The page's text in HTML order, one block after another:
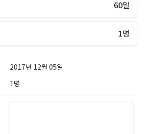
60일
1명
2017년 12월 05일
1명